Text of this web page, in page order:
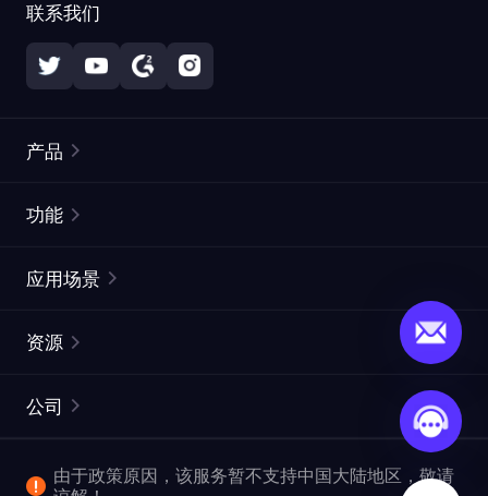
联系我们
产品
静态住宅代理
网页抓取 API
视频下载 API
功能
ISP代理
ProxySite
应用场景
市场研究
爬行和索引
资源
常见问题解答
公司
企业服务
由于政策原因，该服务暂不支持中国大陆地区，敬请